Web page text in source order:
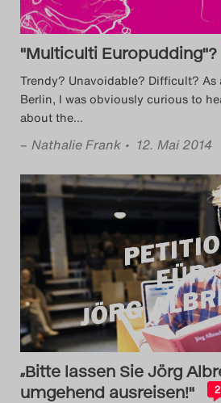
"Multiculti Europudding"?
Trendy? Unavoidable? Difficult?
Berlin, I was obviously curious to
about the…
– Nathalie Frank • 12. Mai 2014
„Bitte lassen Sie Jörg
umgehend ausreisen!"
2